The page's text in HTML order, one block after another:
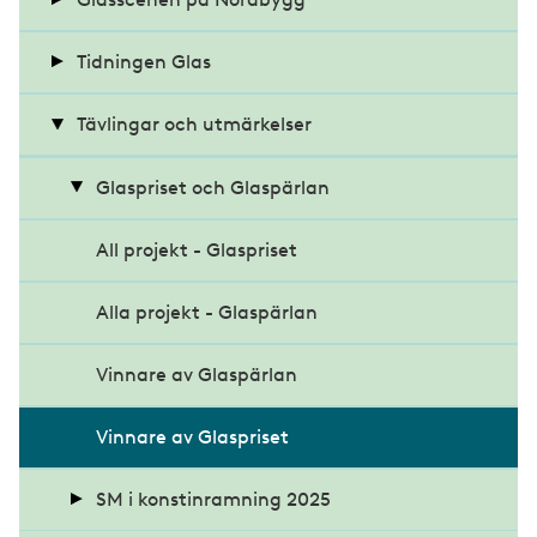
Glasexperten tipsar
Återvinning
Seminarier på Glasscenen 2024
Seminarier på Glasscenen 2022
Tidningen Glas
Nyheter
Arkitektur och design
Debatt
Hälsa
Miljö
Teknik
Om tidningen
Tävlingar och utmärkelser
Glaspriset och Glaspärlan
All projekt - Glaspriset
Alla projekt - Glaspärlan
Vinnare av Glaspärlan
Vinnare av Glaspriset
SM i konstinramning 2025